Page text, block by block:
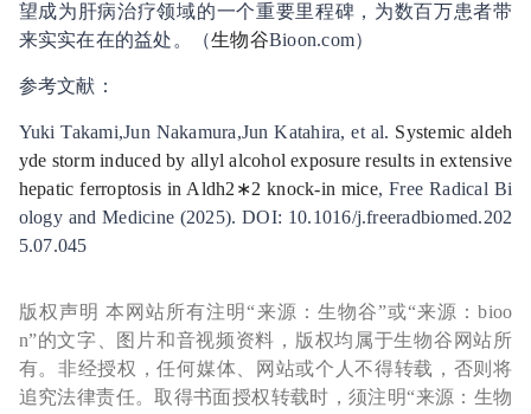
望成为肝病治疗领域的一个重要里程碑，为数百万患者带
来实实在在的益处。（生物谷Bioon.com）
参考文献：
Yuki Takami,Jun Nakamura,Jun Katahira, et al. Systemic aldeh
yde storm induced by allyl alcohol exposure results in extensive
hepatic ferroptosis in Aldh2∗2 knock-in mice, Free Radical Bi
ology and Medicine (2025). DOI: 10.1016/j.freeradbiomed.202
5.07.045
版权声明 本网站所有注明“来源：生物谷”或“来源：bioo
n”的文字、图片和音视频资料，版权均属于生物谷网站所
有。非经授权，任何媒体、网站或个人不得转载，否则将
追究法律责任。取得书面授权转载时，须注明“来源：生物